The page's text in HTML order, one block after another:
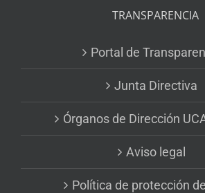
TRANSPARENCIA
Portal de
Junta Directiva
Órganos de Dirección
Aviso legal
Política de protección